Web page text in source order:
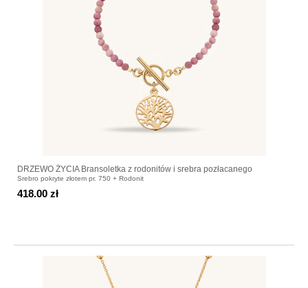
DRZEWO ŻYCIA Bransoletka z rodonitów i srebra pozłacanego
Srebro pokryte złotem pr. 750 + Rodonit
418.00 zł